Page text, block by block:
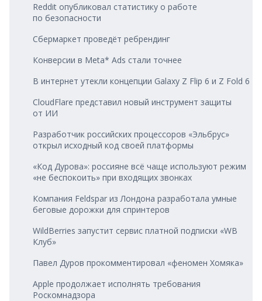
Reddit опубликовал статистику о работе
по безопасности
Сбермаркет проведёт ребрендинг
Конверсии в Meta* Ads стали точнее
В интернет утекли концепции Galaxy Z Flip 6 и Z Fold 6
CloudFlare представил новый инструмент защиты
от ИИ
Разработчик российских процессоров «Эльбрус»
открыл исходный код своей платформы
«Код Дурова»: россияне всё чаще используют режим
«не беспокоить» при входящих звонках
Компания Feldspar из Лондона разработала умные
беговые дорожки для спринтеров
WildBerries запустит сервис платной подписки «WB
Клуб»
Павел Дуров прокомментировал «феномен Хомяка»
Apple продолжает исполнять требования
Роскомнадзора